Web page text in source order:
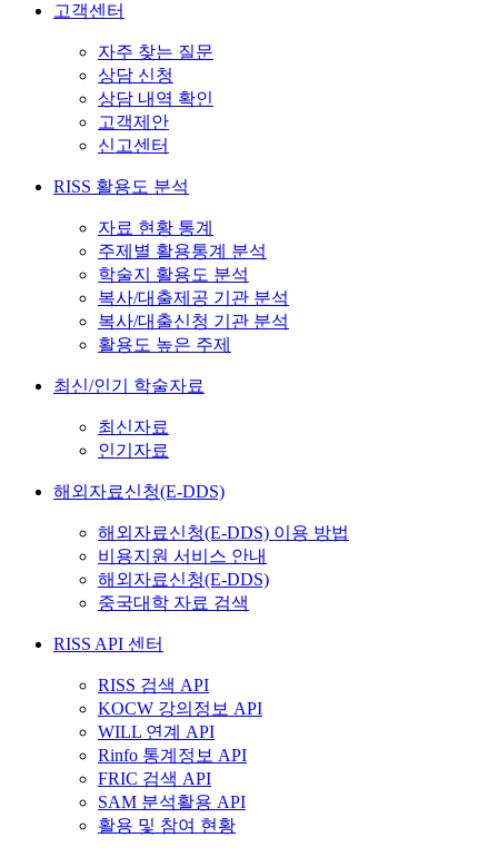
고객센터
자주 찾는 질문
상담 신청
상담 내역 확인
고객제안
신고센터
RISS 활용도 분석
자료 현황 통계
주제별 활용통계 분석
학술지 활용도 분석
복사/대출제공 기관 분석
복사/대출신청 기관 분석
활용도 높은 주제
최신/인기 학술자료
최신자료
인기자료
해외자료신청(E-DDS)
해외자료신청(E-DDS) 이용 방법
비용지원 서비스 안내
해외자료신청(E-DDS)
중국대학 자료 검색
RISS API 센터
RISS 검색 API
KOCW 강의정보 API
WILL 연계 API
Rinfo 통계정보 API
FRIC 검색 API
SAM 분석활용 API
활용 및 참여 현황